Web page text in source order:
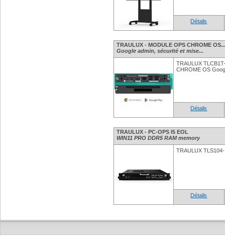
Détails
TRAULUX - MODULE OPS CHROME OS...
Google admin, sécurité et mise...
TRAULUX
CHROME OS
Détails
TRAULUX - PC-OPS I5 EOL
WIN11 PRO DDR5 RAM memory
TRAULUX
Détails